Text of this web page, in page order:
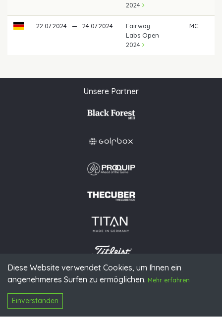
Diese Website verwendet Cookies, um Ihnen ein
angenehmeres Surfen zu ermöglichen. Mehr erfahren
Einverstanden
2024
22.07.2024 — 24.07.2024
Fairway
Labs Open
2024
MC
Unsere Partner
© 2026 PGAoG